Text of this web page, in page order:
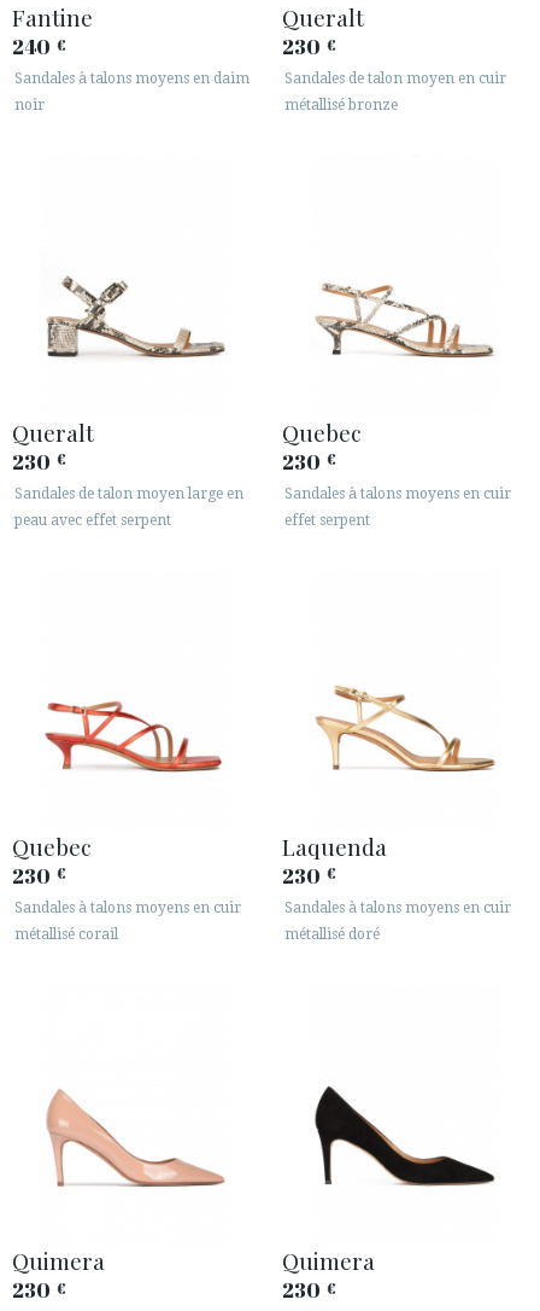
Fantine
240 €
Sandales à talons moyens en daim
noir
Queralt
230 €
Sandales de talon moyen en cuir
métallisé bronze
Queralt
230 €
Sandales de talon moyen large en
peau avec effet serpent
Quebec
230 €
Sandales à talons moyens en cuir
effet serpent
Quebec
230 €
Sandales à talons moyens en cuir
métallisé corail
Laquenda
230 €
Sandales à talons moyens en cuir
métallisé doré
Quimera
230 €
Quimera
230 €